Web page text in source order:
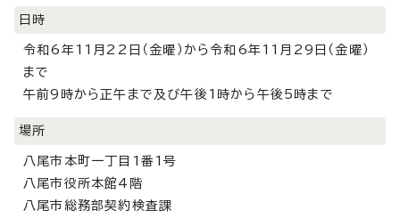
日時
令和6年11月22日（金曜）から令和6年11月29日（金曜）
まで
午前9時から正午まで及び午後1時から午後5時まで
場所
八尾市本町一丁目1番1号
八尾市役所本館4階
八尾市総務部契約検査課